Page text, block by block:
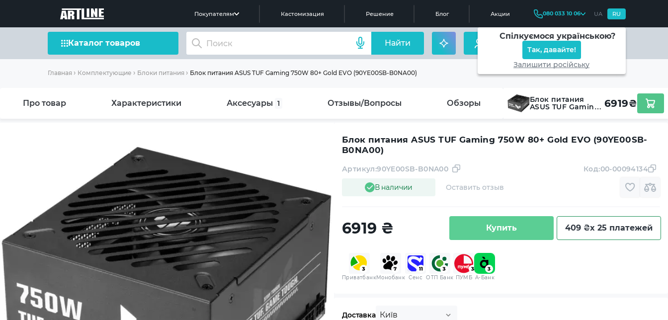
Покупателям Кастомизация Решение Блог Акции 080 033 10 06 UA RU
Спілкуємося українською?
Так, давайте!
Залишити російську
Каталог товаров Найти
Главная Комплектующие Блоки питания Блок питания ASUS TUF Gaming 750W 80+ Gold EVO (90YE00SB-B0NA00)
Про товар Характеристики Аксесуары 1 Отзывы/Вопросы Обзоры
Блок питания
ASUS TUF Gaming 6919₴
Блок питания ASUS TUF Gaming 750W 80+ Gold EVO (90YE00SB-
B0NA00)
В наличии
Артикул:90YE00SB-B0NA00
Оставить отзыв
Код:00-00094134
6919 ₴ Купить 409 ₴x 25 платежей
ПриватбанкМонобанк Сенс ОТП Банк ПУМБ A-Банк
Доставка Київ